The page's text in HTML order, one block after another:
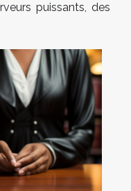
puissants, des